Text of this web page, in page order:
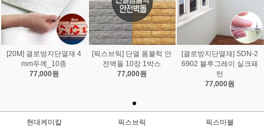
[20M] 결로방지단열재 4
mm두께_10종
77,000원
[픽스브릭] 단열 폼블럭 안
전벽돌 10장 1박스
77,000원
[결로방지단열재] SDN-2
6902 블루그레이 실크패
턴
77,000원
현대케미칼 픽스브릭 픽스마블